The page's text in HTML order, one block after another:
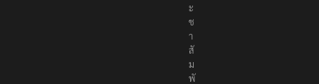
ะ
ช
า
สั
ม
พั